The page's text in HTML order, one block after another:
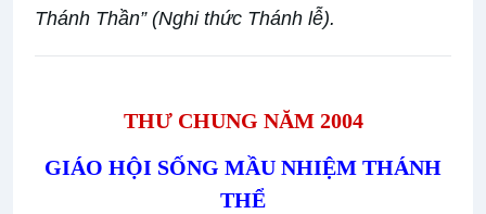
Thánh Thần” (Nghi thức Thánh lễ).
THƯ CHUNG NĂM 2004
GIÁO HỘI SỐNG MẦU NHIỆM THÁNH
THỂ